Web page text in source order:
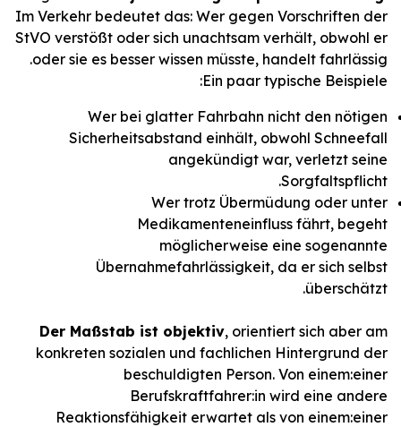
Im Verkehr bedeutet das: Wer gegen Vorschriften der
StVO verstößt oder sich unachtsam verhält, obwohl er
oder sie es besser wissen müsste, handelt fahrlässig.
Ein paar typische Beispiele:
Wer bei glatter Fahrbahn nicht den nötigen
Sicherheitsabstand einhält, obwohl Schneefall
angekündigt war, verletzt seine
Sorgfaltspflicht.
Wer trotz Übermüdung oder unter
Medikamenteneinfluss fährt, begeht
möglicherweise eine sogenannte
Übernahmefahrlässigkeit, da er sich selbst
überschätzt.
Der Maßstab ist objektiv, orientiert sich aber am
konkreten sozialen und fachlichen Hintergrund der
beschuldigten Person. Von einem:einer
Berufskraftfahrer:in wird eine andere
Reaktionsfähigkeit erwartet als von einem:einer